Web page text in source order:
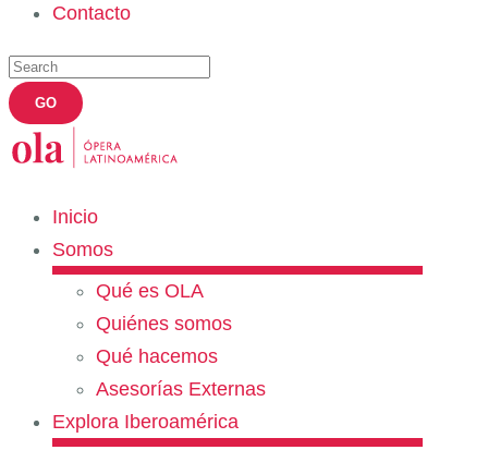
Contacto
Inicio
Somos
Qué es OLA
Quiénes somos
Qué hacemos
Asesorías Externas
Explora Iberoamérica